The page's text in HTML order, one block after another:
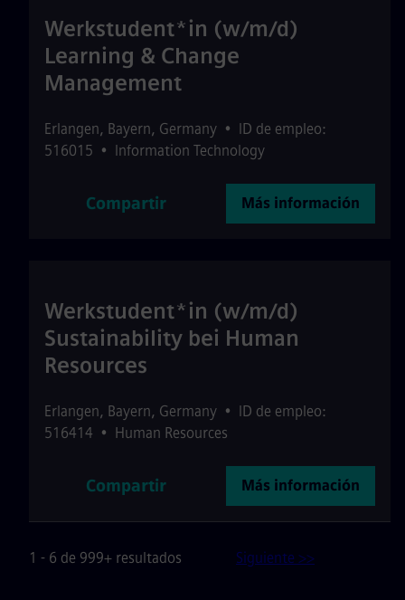
Werkstudent*in (w/m/d)
Learning & Change
Management
Erlangen, Bayern, Germany • ID de empleo:
516015 • Information Technology
Compartir Más información
Werkstudent*in (w/m/d)
Sustainability bei Human
Resources
Erlangen, Bayern, Germany • ID de empleo:
516414 • Human Resources
Compartir Más información
1 - 6 de 999+ resultados Siguiente >>